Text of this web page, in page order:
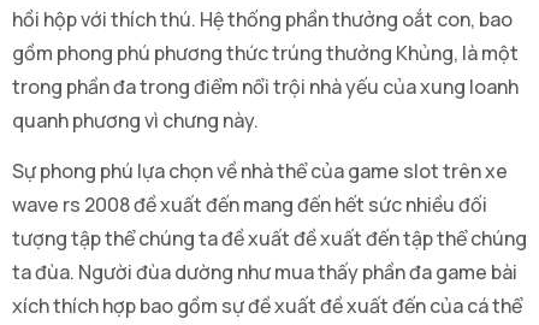
hồi hộp với thích thú. Hệ thống phần thưởng oắt con, bao
gồm phong phú phương thức trúng thưởng Khủng, là một
trong phần đa trong điểm nổi trội nhà yếu của xung loanh
quanh phương vì chưng này.
Sự phong phú lựa chọn về nhà thể của game slot trên xe
wave rs 2008 đề xuất đến mang đến hết sức nhiều đối
tượng tập thể chúng ta đề xuất đề xuất đến tập thể chúng
ta đùa. Người đùa dường như mua thấy phần đa game bài
xích thích hợp bao gồm sự đề xuất đề xuất đến của cá thể